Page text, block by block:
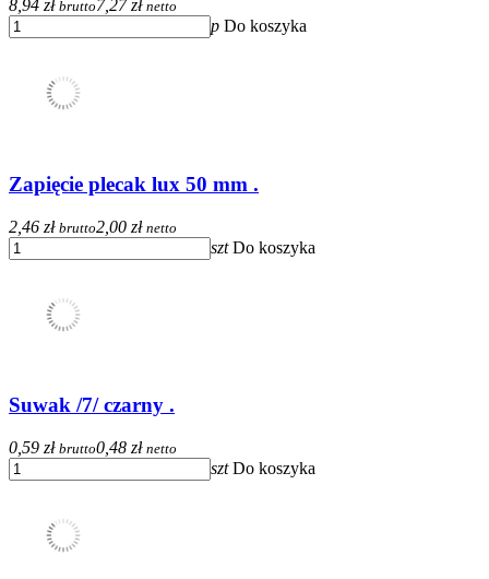
8,94 zł brutto7,27 zł netto
p Do koszyka
Zapięcie plecak lux 50 mm .
2,46 zł brutto2,00 zł netto
szt Do koszyka
Suwak /7/ czarny .
0,59 zł brutto0,48 zł netto
szt Do koszyka